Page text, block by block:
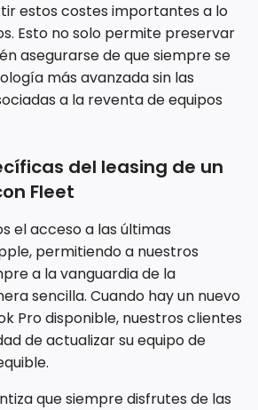
estos costes importantes a lo
Esto no solo permite preservar
asegurarse de que siempre se
más avanzada sin las
a la reventa de equipos
del leasing de un
Fleet
el acceso a las últimas
permitiendo a nuestros
a la vanguardia de la
sencilla. Cuando hay un nuevo
Pro disponible, nuestros clientes
de actualizar su equipo de
que siempre disfrutes de las